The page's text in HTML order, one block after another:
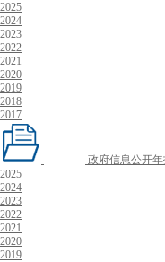
2025
2024
2023
2022
2021
2020
2019
2018
2017
政府信息公开年
2025
2024
2023
2022
2021
2020
2019